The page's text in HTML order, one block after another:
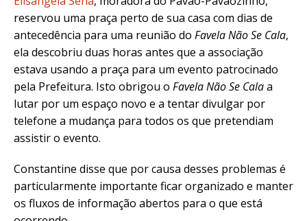
reservou uma praça perto de sua casa com dias de
antecedência para uma reunião do Favela Não Se Cala,
ela descobriu duas horas antes que a associação
estava usando a praça para um evento patrocinado
pela Prefeitura. Isto obrigou o Favela Não Se Calaa
lutar por um espaço novo e a tentar divulgar por
telefone a mudança para todos os que pretendiam
assistir o evento.
Constantine disse que por causa desses problemas é
particularmente importante ficar organizado e manter
os fluxos de informação abertos para o que está